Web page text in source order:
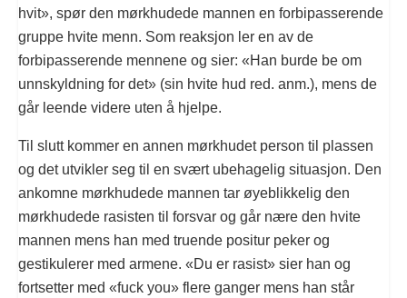
hvit», spør den mørkhudede mannen en forbipasserende
gruppe hvite menn. Som reaksjon ler en av de
forbipasserende mennene og sier: «Han burde be om
unnskyldning for det» (sin hvite hud red. anm.), mens de
går leende videre uten å hjelpe.
Til slutt kommer en annen mørkhudet person til plassen
og det utvikler seg til en svært ubehagelig situasjon. Den
ankomne mørkhudede mannen tar øyeblikkelig den
mørkhudede rasisten til forsvar og går nære den hvite
mannen mens han med truende positur peker og
gestikulerer med armene. «Du er rasist» sier han og
fortsetter med «fuck you» flere ganger mens han står